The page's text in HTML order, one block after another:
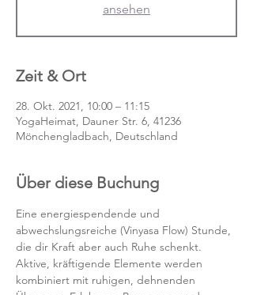
ansehen
Zeit & Ort
28. Okt. 2021, 10:00 – 11:15
YogaHeimat, Dauner Str. 6, 41236
Mönchengladbach, Deutschland
Über diese Buchung
Eine energiespendende und
abwechslungsreiche (Vinyasa Flow) Stunde,
die dir Kraft aber auch Ruhe schenkt.
Aktive, kräftigende Elemente werden
kombiniert mit ruhigen, dehnenden